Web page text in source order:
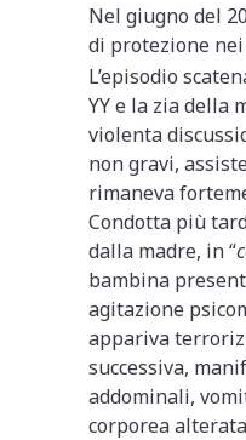
Nel giugno del
di protezione nei
L’episodio
YY e la zia della
violenta
non gravi,
rimaneva
Condotta più
dalla madre, in “
bambina
agitazione
appariva
successiva,
addominali,
corporea